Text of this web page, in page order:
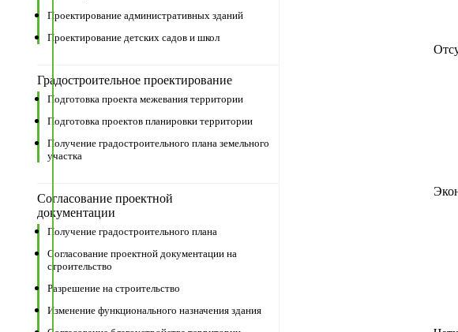
Проектирование административных зданий
Проектирование детских садов и школ
Градостроительное проектирование
Подготовка проекта межевания территории
Подготовка проектов планировки территории
Получение градостроительного плана земельного
участка
Согласование проектной
документации
Получение градостроительного плана
Согласование проектной документации на
строительство
Разрешение на строительство
Изменение функционального назначения здания